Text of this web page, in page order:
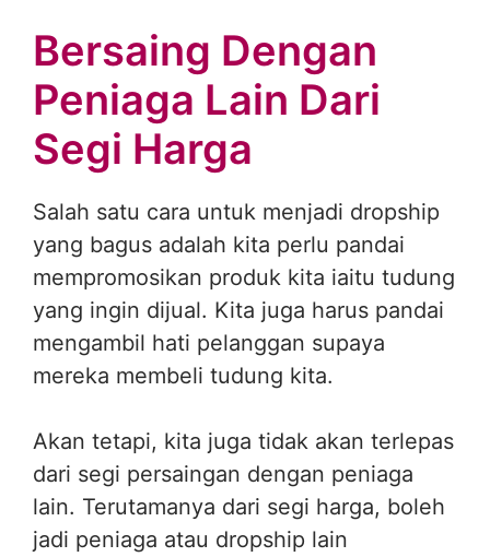
Bersaing Dengan
Peniaga Lain Dari
Segi Harga
Salah satu cara untuk menjadi dropship
yang bagus adalah kita perlu pandai
mempromosikan produk kita iaitu tudung
yang ingin dijual. Kita juga harus pandai
mengambil hati pelanggan supaya
mereka membeli tudung kita.
Akan tetapi, kita juga tidak akan terlepas
dari segi persaingan dengan peniaga
lain. Terutamanya dari segi harga, boleh
jadi peniaga atau dropship lain